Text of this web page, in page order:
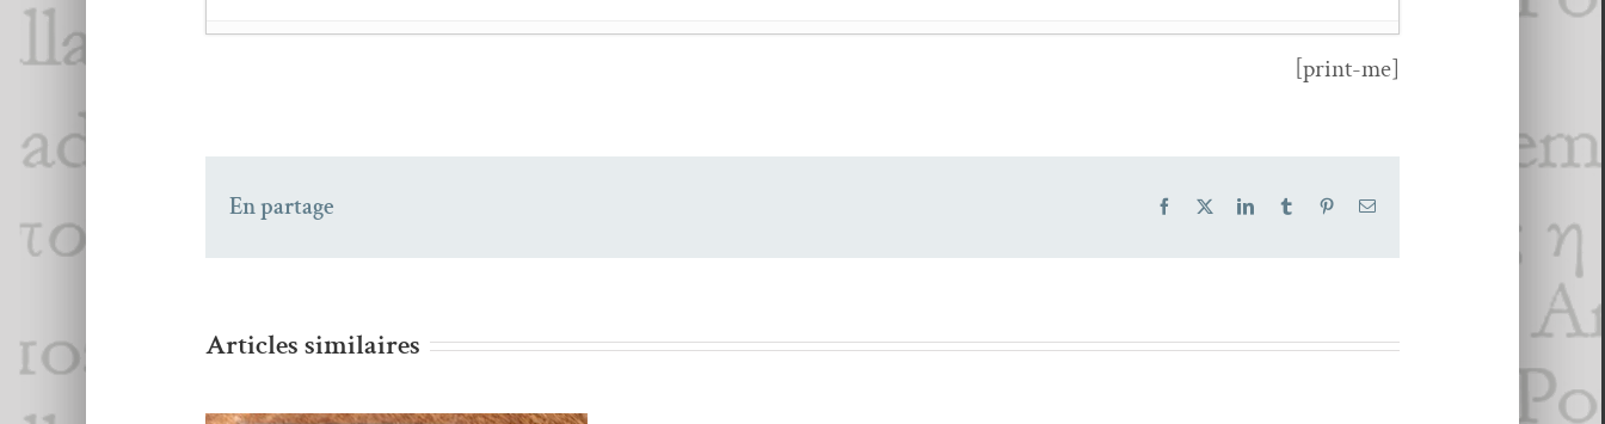
Théo Sigog­nault,
André GACHE : Dogons, Emme Wobo- 16 juin 2016
Fil de Lec­ture d’Eric JACQUELIN : sur Marc BARON et Roland LADRIERE
[print-me]
En partage Facebook LinkedInTumblr PinterestEmail
Articles similaires